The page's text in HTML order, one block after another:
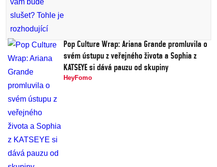
Pop Culture Wrap: Ariana Grande promluvila o
svém ústupu z veřejného života a Sophia z
KATSEYE si dává pauzu od skupiny
HeyFomo